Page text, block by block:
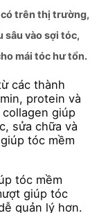
có trên thị trường,
sâu vào sợi tóc,
mái tóc hư tổn.
các thành
protein và
giúp
sửa chữa và
tóc mềm
tóc mềm
giúp tóc
quản lý hơn.